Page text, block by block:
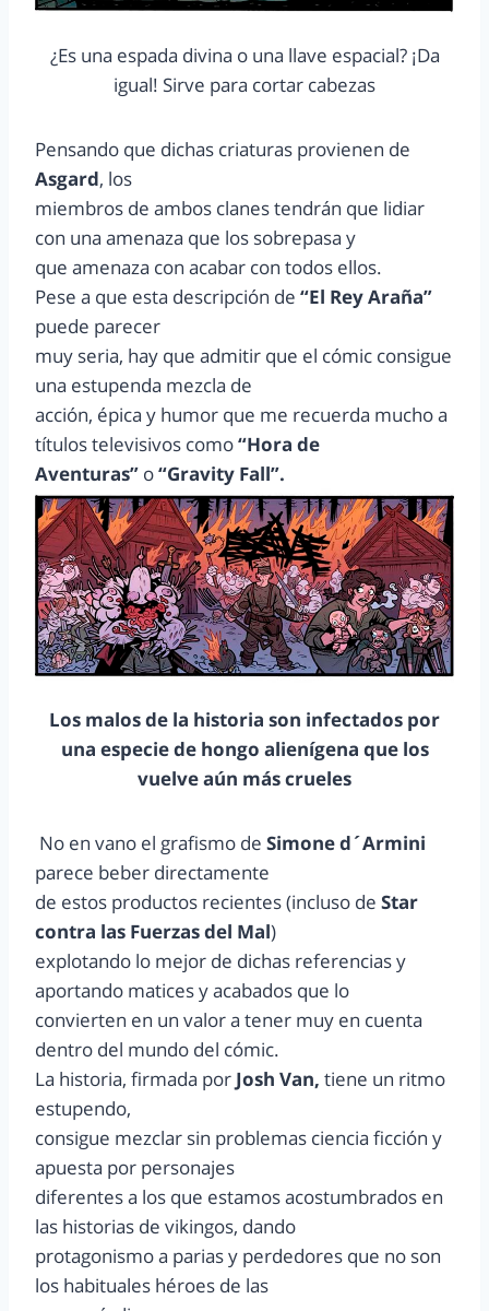
¿Es una espada divina o una llave espacial? ¡Da
igual! Sirve para cortar cabezas
Pensando que dichas criaturas provienen de
Asgard, los
miembros de ambos clanes tendrán que lidiar
con una amenaza que los sobrepasa y
que amenaza con acabar con todos ellos.
Pese a que esta descripción de “El Rey Araña”
puede parecer
muy seria, hay que admitir que el cómic consigue
una estupenda mezcla de
acción, épica y humor que me recuerda mucho a
títulos televisivos como“Hora de
Aventuras” o“Gravity Fall”.
Los malos de la historia son infectados por
una especie de hongo alienígena que los
vuelve aún más crueles
No en vano el grafismo de Simone d´Armini
parece beber directamente
de estos productos recientes (incluso de Star
contra las Fuerzas del Mal)
explotando lo mejor de dichas referencias y
aportando matices y acabados que lo
convierten en un valor a tener muy en cuenta
dentro del mundo del cómic.
La historia, firmada por Josh Van, tiene un ritmo
estupendo,
consigue mezclar sin problemas ciencia ficción y
apuesta por personajes
diferentes a los que estamos acostumbrados en
las historias de vikingos, dando
protagonismo a parias y perdedores que no son
los habituales héroes de las